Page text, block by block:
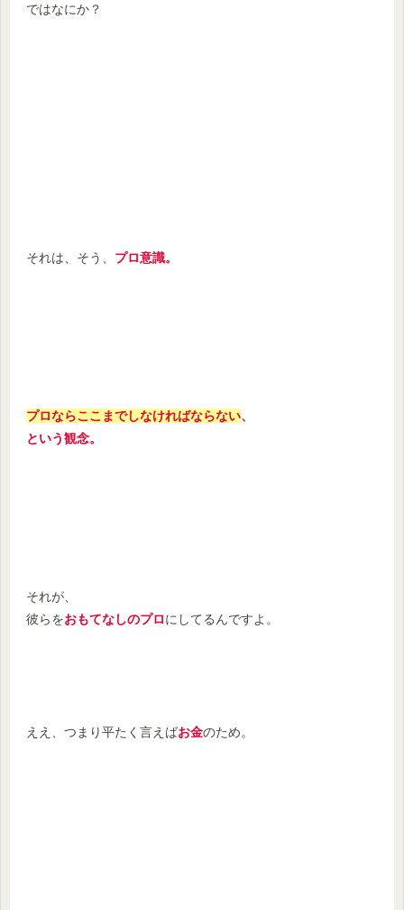
ではなにか？
それは、そう、 プロ意識。
プロならここまでしなければならない、
という観念。
それが、
彼らをおもてなしのプロにしてるんですよ。
ええ、つまり平たく言えばお金のため。